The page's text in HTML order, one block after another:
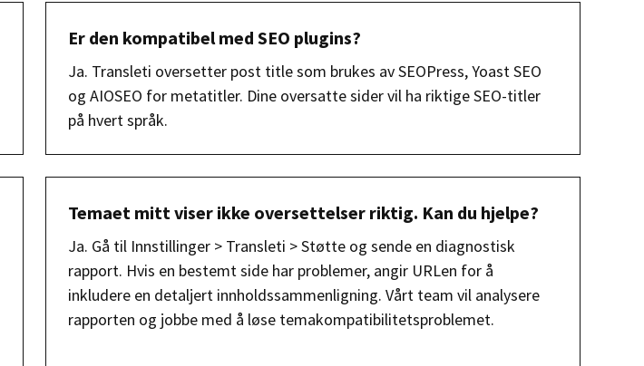
Er den kompatibel med SEO plugins?
Ja. Transleti oversetter post title som brukes av SEOPress, Yoast SEO
og AIOSEO for metatitler. Dine oversatte sider vil ha riktige SEO-titler
på hvert språk.
Temaet mitt viser ikke oversettelser riktig. Kan du hjelpe?
Ja. Gå til Innstillinger > Transleti > Støtte og sende en diagnostisk
rapport. Hvis en bestemt side har problemer, angir URLen for å
inkludere en detaljert innholdssammenligning. Vårt team vil analysere
rapporten og jobbe med å løse temakompatibilitetsproblemet.